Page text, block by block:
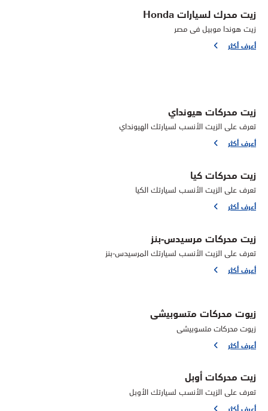
زيت محرك لسيارات Honda
زيت هوندا موبيل فى مصر
أعرف أكثر
زيت محركات هيونداي
تعرف على الزيت الأنسب لسيارتك الهيونداي
أعرف أكثر
زيت محركات كيا
تعرف على الزيت الأنسب لسيارتك الكيا
أعرف أكثر
زيت محركات مرسيدس-بنز
تعرف على الزيت الأنسب لسيارتك المرسيدس-بنز
أعرف أكثر
زيوت محركات متسوبيشى
زيوت محركات متسوبيشى
أعرف أكثر
زيت محركات أوبل
تعرف على الزيت الأنسب لسيارتك الأوبل